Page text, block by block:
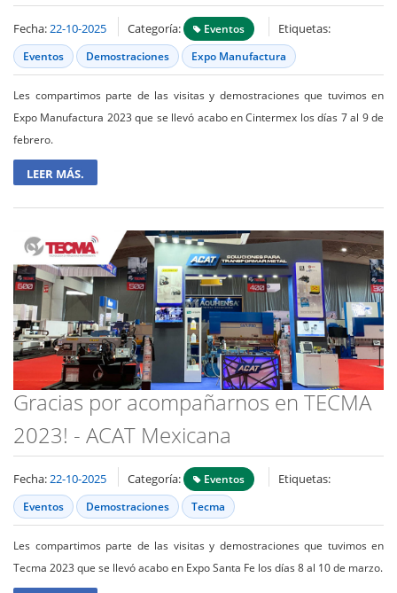
Fecha:22-10-2025 Categoría: Eventos Etiquetas:
Eventos Demostraciones Expo Manufactura
Les compartimos parte de las visitas y demostraciones que tuvimos en
Expo Manufactura 2023 que se llevó acabo en Cintermex los días 7 al 9 de
febrero.
LEER MÁS.
Gracias por acompañarnos en TECMA
2023! - ACAT Mexicana
Fecha:22-10-2025 Categoría: Eventos Etiquetas:
Eventos Demostraciones Tecma
Les compartimos parte de las visitas y demostraciones que tuvimos en
Tecma 2023 que se llevó acabo en Expo Santa Fe los días 8 al 10 de marzo.